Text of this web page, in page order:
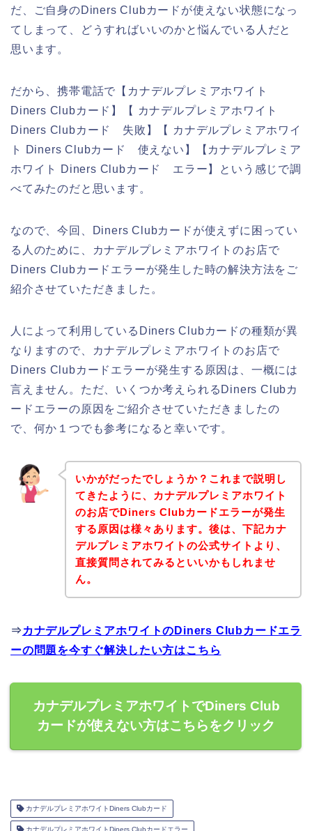
だ、ご自身のDiners Clubカードが使えない状態になっ
てしまって、どうすればいいのかと悩んでいる人だと
思います。
だから、携帯電話で【カナデルプレミアホワイト
Diners Clubカード】【 カナデルプレミアホワイト
Diners Clubカード 失敗】【 カナデルプレミアホワイ
ト Diners Clubカード 使えない】【カナデルプレミア
ホワイト Diners Clubカード エラー】という感じで調
べてみたのだと思います。
なので、今回、Diners Clubカードが使えずに困ってい
る人のために、カナデルプレミアホワイトのお店で
Diners Clubカードエラーが発生した時の解決方法をご
紹介させていただきました。
人によって利用しているDiners Clubカードの種類が異
なりますので、カナデルプレミアホワイトのお店で
Diners Clubカードエラーが発生する原因は、一概には
言えません。ただ、いくつか考えられるDiners Clubカ
ードエラーの原因をご紹介させていただきましたの
で、何か１つでも参考になると幸いです。
いかがだったでしょうか？これまで説明し
てきたように、カナデルプレミアホワイト
のお店でDiners Clubカードエラーが発生
する原因は様々あります。後は、下記カナ
デルプレミアホワイトの公式サイトより、
直接質問されてみるといいかもしれませ
ん。
⇒ カナデルプレミアホワイトのDiners Clubカードエラ
ーの問題を今すぐ解決したい方はこちら
カナデルプレミアホワイトでDiners Club
カードが使えない方はこちらをクリック
カナデルプレミアホワイトDiners Clubカード
カナデルプレミアホワイトDiners Clubカードエラー